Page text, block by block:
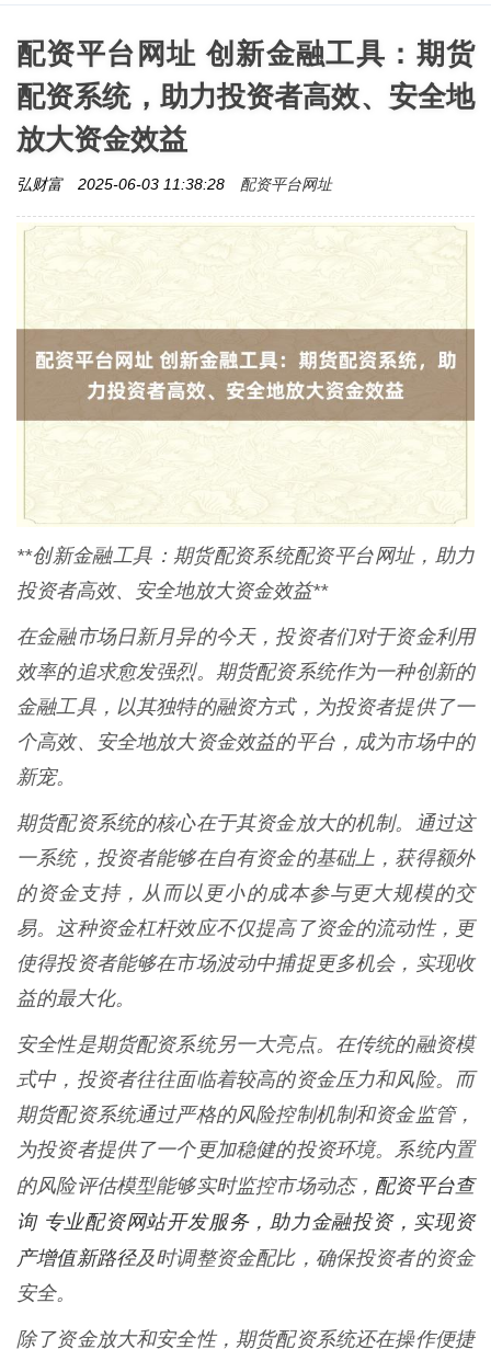
配资平台网址 创新金融工具：期货
配资系统，助力投资者高效、安全地
放大资金效益
弘财富 2025-06-03 11:38:28 配资平台网址
**创新金融工具：期货配资系统配资平台网址，助力
投资者高效、安全地放大资金效益**
在金融市场日新月异的今天，投资者们对于资金利用
效率的追求愈发强烈。期货配资系统作为一种创新的
金融工具，以其独特的融资方式，为投资者提供了一
个高效、安全地放大资金效益的平台，成为市场中的
新宠。
期货配资系统的核心在于其资金放大的机制。通过这
一系统，投资者能够在自有资金的基础上，获得额外
的资金支持，从而以更小的成本参与更大规模的交
易。这种资金杠杆效应不仅提高了资金的流动性，更
使得投资者能够在市场波动中捕捉更多机会，实现收
益的最大化。
安全性是期货配资系统另一大亮点。在传统的融资模
式中，投资者往往面临着较高的资金压力和风险。而
期货配资系统通过严格的风险控制机制和资金监管，
为投资者提供了一个更加稳健的投资环境。系统内置
的风险评估模型能够实时监控市场动态， 配资平台查
询 专业配资网站开发服务，助力金融投资，实现资
产增值新路径及时调整资金配比，确保投资者的资金
安全。
除了资金放大和安全性，期货配资系统还在操作便捷